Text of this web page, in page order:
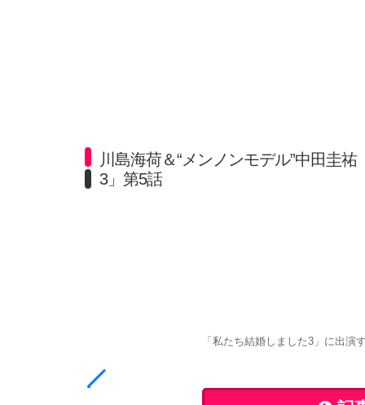
川島海荷＆“メンノンモデル”中田
3」第5話
「私たち結婚しました3」に出演